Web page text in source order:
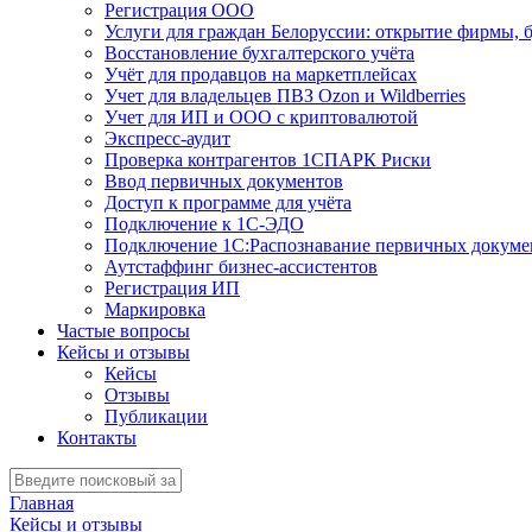
Регистрация ООО
Услуги для граждан Белоруссии: открытие фирмы,
Восстановление бухгалтерского учёта
Учёт для продавцов на маркетплейсах
Учет для владельцев ПВЗ Ozon и Wildberries
Учет для ИП и ООО с криптовалютой
Экспресс-аудит
Проверка контрагентов 1СПАРК Риски
Ввод первичных документов
Доступ к программе для учёта
Подключение к 1С-ЭДО
Подключение 1С:Распознавание первичных
Аутстаффинг бизнес-ассистентов
Регистрация ИП
Маркировка
Частые вопросы
Кейсы и отзывы
Кейсы
Отзывы
Публикации
Контакты
Главная
Кейсы и отзывы